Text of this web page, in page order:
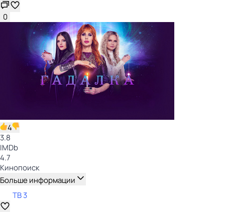
0
4
3.8
IMDb
4.7
Кинопоиск
Больше информации
ТВ 3